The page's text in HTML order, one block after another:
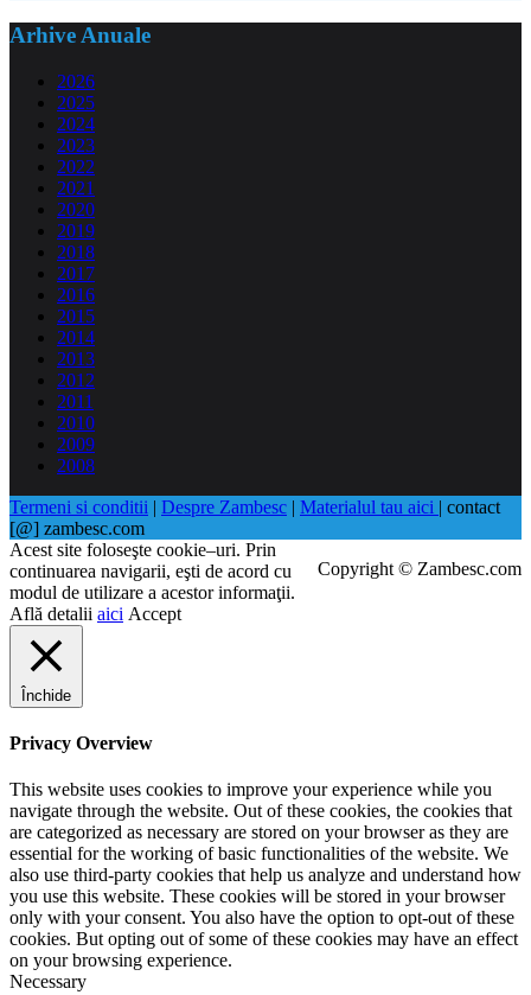
Arhive Anuale
2026
2025
2024
2023
2022
2021
2020
2019
2018
2017
2016
2015
2014
2013
2012
2011
2010
2009
2008
Termeni si conditii | Despre Zambesc | Materialul tau aici | contact
[@] zambesc.com
Copyright © Zambesc.com
Acest site foloseşte cookie–uri. Prin
continuarea navigarii, eşti de acord cu
modul de utilizare a acestor informaţii.
Află detalii aici Accept
Închide
Privacy Overview
This website uses cookies to improve your experience while you
navigate through the website. Out of these cookies, the cookies that
are categorized as necessary are stored on your browser as they are
essential for the working of basic functionalities of the website. We
also use third-party cookies that help us analyze and understand how
you use this website. These cookies will be stored in your browser
only with your consent. You also have the option to opt-out of these
cookies. But opting out of some of these cookies may have an effect
on your browsing experience.
Necessary